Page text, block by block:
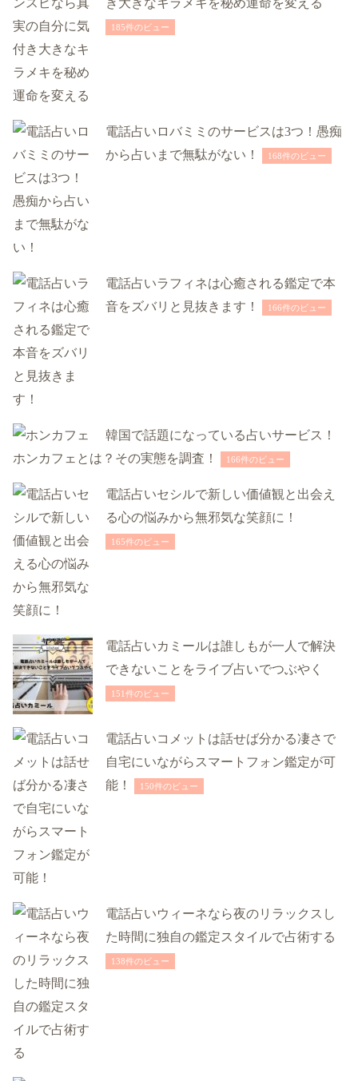
き大きなキラメキを秘め運命を変える
185件のビュー
電話占いロバミミのサービスは3つ！愚痴
から占いまで無駄がない！
168件のビュー
電話占いラフィネは心癒される鑑定で本
音をズバリと見抜きます！
166件のビュー
韓国で話題になっている占いサービス！
ホンカフェとは？その実態を調査！
166件のビュー
電話占いセシルで新しい価値観と出会え
る心の悩みから無邪気な笑顔に！
165件のビュー
電話占いカミールは誰しもが一人で解決
できないことをライブ占いでつぶやく
151件のビュー
電話占いコメットは話せば分かる凄さで
自宅にいながらスマートフォン鑑定が可
能！
150件のビュー
電話占いウィーネなら夜のリラックスし
た時間に独自の鑑定スタイルで占術する
138件のビュー